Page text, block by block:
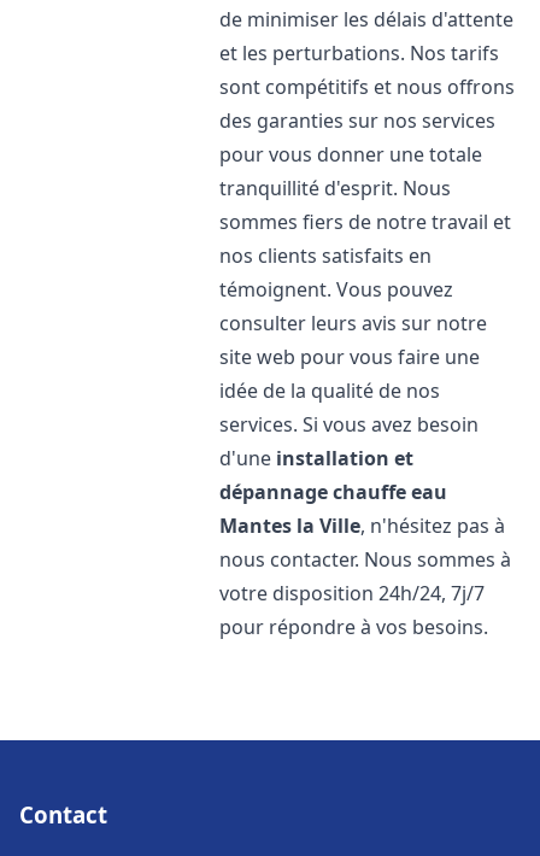
de minimiser les délais d'attente
et les perturbations. Nos tarifs
sont compétitifs et nous offrons
des garanties sur nos services
pour vous donner une totale
tranquillité d'esprit. Nous
sommes fiers de notre travail et
nos clients satisfaits en
témoignent. Vous pouvez
consulter leurs avis sur notre
site web pour vous faire une
idée de la qualité de nos
services. Si vous avez besoin
d'une installation et
dépannage chauffe eau
Mantes la Ville, n'hésitez pas à
nous contacter. Nous sommes à
votre disposition 24h/24, 7j/7
pour répondre à vos besoins.
Contact